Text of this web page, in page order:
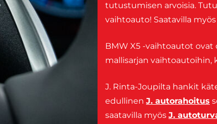
tutustumisen arvoisia.
vaihtoauto! Saatavilla
BMW X5 -vaihtoautot ovat
mallisarjan vaihtoautoihin,
J. Rinta-Joupilta hankit
edullinen J. autorahoitus
saatavilla myös J.